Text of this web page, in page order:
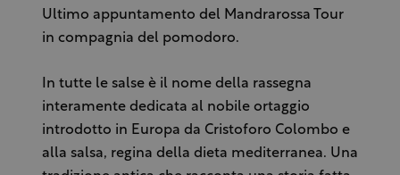
Ultimo appuntamento del Mandrarossa Tour
in compagnia del pomodoro.
In tutte le salse è il nome della rassegna
interamente dedicata al nobile ortaggio
introdotto in Europa da Cristoforo Colombo e
alla salsa, regina della dieta mediterranea. Una